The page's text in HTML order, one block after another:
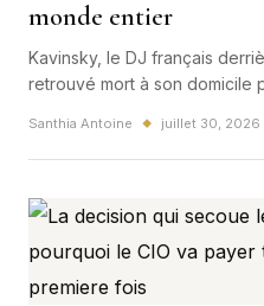
monde entier
Kavinsky, le DJ français
retrouvé mort à son domicile
Paris, son morceau
les générations et les
Santhia Antoine ◆ juillet 30, 2026